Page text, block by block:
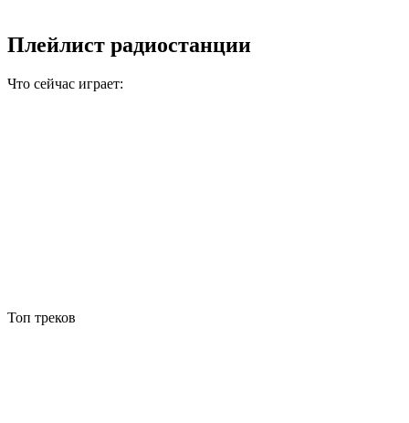
Плейлист радиостанции
Что сейчас играет:
Топ треков